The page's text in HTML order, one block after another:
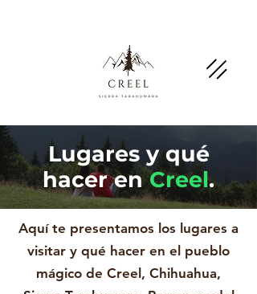
Lugares y qué
hacer enCreel.
Aquí te presentamos los lugares a
visitar y qué hacer en el pueblo
mágico de Creel, Chihuahua,